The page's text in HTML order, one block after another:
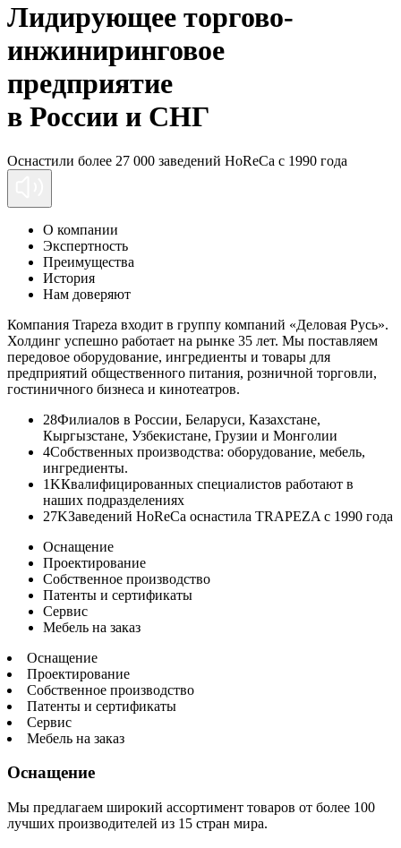
Лидирующее торгово-
инжиниринговое
предприятие
в России и СНГ
Оснастили более 27 000 заведений HoReCa с 1990 года
О компании
Экспертность
Преимущества
История
Нам доверяют
Компания Trapeza входит в группу компаний «Деловая Русь».
Холдинг успешно работает на рынке 35 лет. Мы поставляем
передовое оборудование, ингредиенты и товары для
предприятий общественного питания, розничной торговли,
гостиничного бизнеса и кинотеатров.
28Филиалов в России, Беларуси, Казахстане,
Кыргызстане, Узбекистане, Грузии и Монголии
4Собственных производства: оборудование, мебель,
ингредиенты.
1KКвалифицированных специалистов работают в
наших подразделениях
27KЗаведений HoReCa оснастила TRAPEZA с 1990 года
Оснащение
Проектирование
Собственное производство
Патенты и сертификаты
Сервис
Мебель на заказ
Оснащение
Проектирование
Собственное производство
Патенты и сертификаты
Сервис
Мебель на заказ
Оснащение
Мы предлагаем широкий ассортимент товаров от более 100
лучших производителей из 15 стран мира.